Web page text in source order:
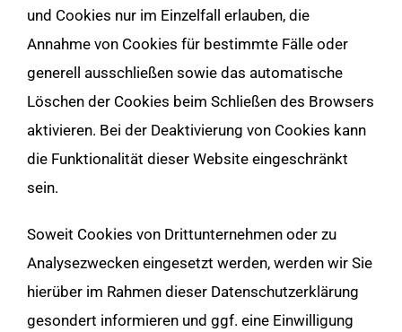
und Cookies nur im Einzelfall erlauben, die
Annahme von Cookies für bestimmte Fälle oder
generell ausschließen sowie das automatische
Löschen der Cookies beim Schließen des Browsers
aktivieren. Bei der Deaktivierung von Cookies kann
die Funktionalität dieser Website eingeschränkt
sein.
Soweit Cookies von Drittunternehmen oder zu
Analysezwecken eingesetzt werden, werden wir Sie
hierüber im Rahmen dieser Datenschutzerklärung
gesondert informieren und ggf. eine Einwilligung